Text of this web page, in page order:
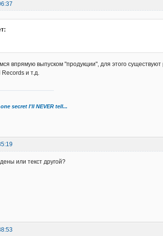
впрямую выпуском "продукции", для этого
и т.д.
secret I'll NEVER tell...
или текст другой?